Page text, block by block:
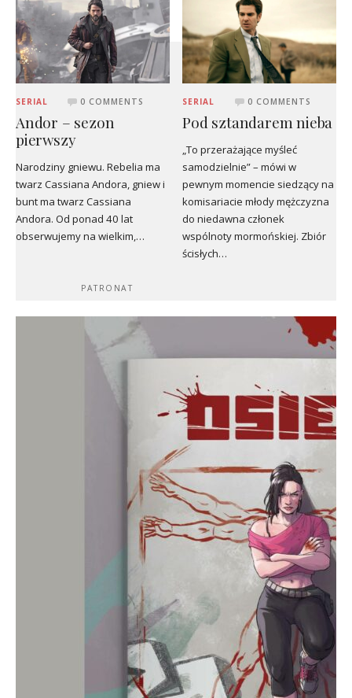
SERIAL 0 COMMENTS
Andor – sezon
pierwszy
Narodziny gniewu. Rebelia ma
twarz Cassiana Andora, gniew i
bunt ma twarz Cassiana
Andora. Od ponad 40 lat
obserwujemy na wielkim,…
SERIAL 0 COMMENTS
Pod sztandarem nieba
„To przerażające myśleć
samodzielnie” – mówi w
pewnym momencie siedzący na
komisariacie młody mężczyzna
do niedawna członek
wspólnoty mormońskiej. Zbiór
ścisłych…
PATRONAT